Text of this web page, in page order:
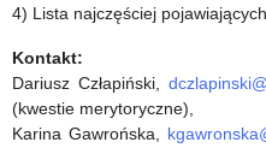
4) Lista najczęściej
Kontakt:
Dariusz Człapiński,
(kwestie merytoryczne),
Karina Gawrońska,